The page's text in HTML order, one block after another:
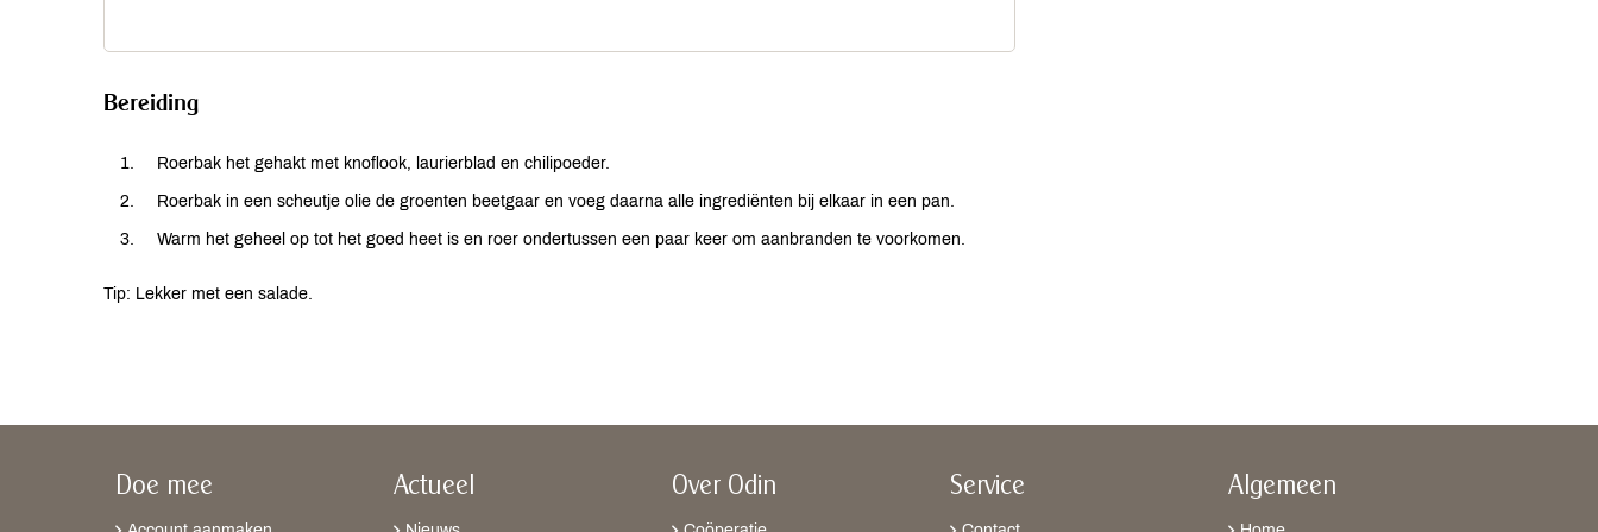
Bereiding
Roerbak het gehakt met knoflook, laurierblad en chilipoeder.
Roerbak in een scheutje olie de groenten beetgaar en voeg daarna alle ingrediënten bij elkaar in een pan.
Warm het geheel op tot het goed heet is en roer ondertussen een paar keer om aanbranden te voorkomen.
Tip: Lekker met een salade.
Doe mee Actueel Over Odin Service Algemeen